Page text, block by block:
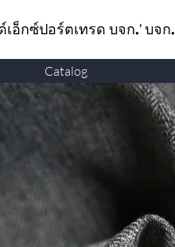
อ็กซ์ปอร์ตเทรด บจก.' บจก.
Catalog